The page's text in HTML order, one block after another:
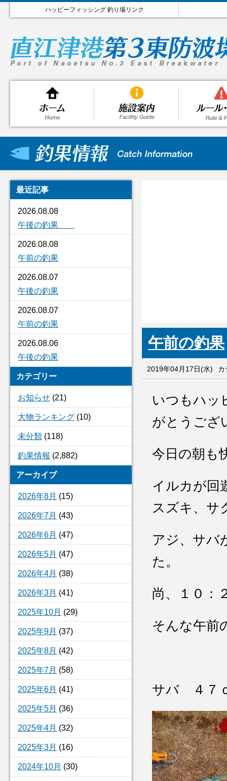
ハッピーフィッシング 釣り場リンク
最近記事
2026.08.08
午後の釣果
2026.08.08
午前の釣果
2026.08.07
午後の釣果
2026.08.07
午前の釣果
2026.08.06
午後の釣果
カテゴリー
お知らせ (21)
大物ランキング (10)
未分類 (118)
釣果情報 (2,882)
アーカイブ
2026年8月 (15)
2026年7月 (43)
2026年6月 (47)
2026年5月 (47)
2026年4月 (38)
2026年3月 (41)
2025年10月 (29)
2025年9月 (37)
2025年8月 (42)
2025年7月 (58)
2025年6月 (41)
2025年5月 (36)
2025年4月 (32)
2025年3月 (16)
2024年10月 (30)
午前の釣果
2019年04月17日(水) カ
いつもハッ
がとうござ
今日の朝も
イルカが回
スズキ、サ
アジ、サバ
た。
尚、１０：
そんな午前
サバ ４７